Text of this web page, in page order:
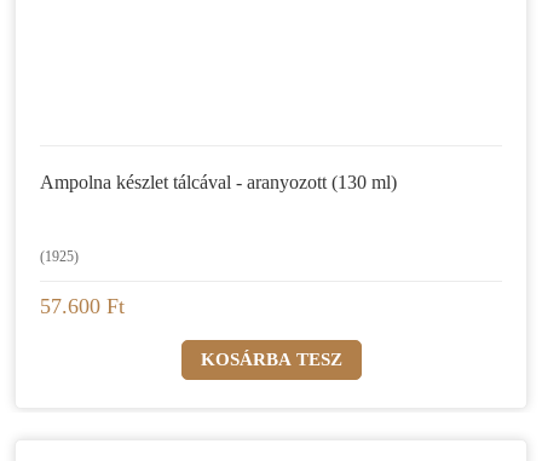
Ampolna készlet tálcával - aranyozott (130 ml)
(1925)
57.600 Ft